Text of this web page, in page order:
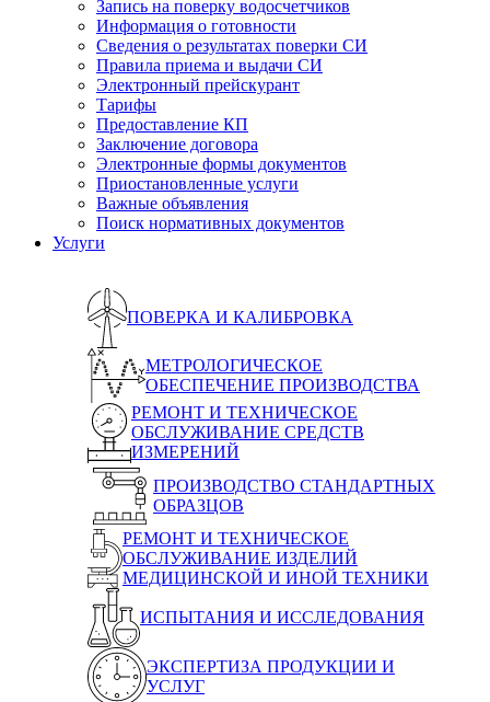
Запись на поверку водосчетчиков
Информация о готовности
Сведения о результатах поверки СИ
Правила приема и выдачи СИ
Электронный прейскурант
Тарифы
Предоставление КП
Заключение договора
Электронные формы документов
Приостановленные услуги
Важные объявления
Поиск нормативных документов
Услуги
ПОВЕРКА И КАЛИБРОВКА
МЕТРОЛОГИЧЕСКОЕ
ОБЕСПЕЧЕНИЕ ПРОИЗВОДСТВА
РЕМОНТ И ТЕХНИЧЕСКОЕ
ОБСЛУЖИВАНИЕ СРЕДСТВ
ИЗМЕРЕНИЙ
ПРОИЗВОДСТВО СТАНДАРТНЫХ
ОБРАЗЦОВ
РЕМОНТ И ТЕХНИЧЕСКОЕ
ОБСЛУЖИВАНИЕ ИЗДЕЛИЙ
МЕДИЦИНСКОЙ И ИНОЙ ТЕХНИКИ
ИСПЫТАНИЯ И ИССЛЕДОВАНИЯ
ЭКСПЕРТИЗА ПРОДУКЦИИ И
УСЛУГ